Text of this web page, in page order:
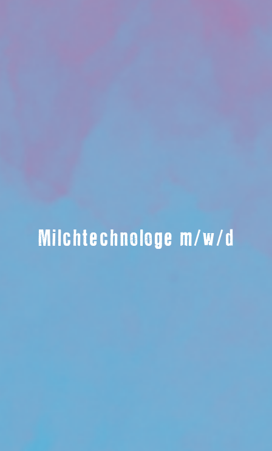
Milchtechnologe m/w/d